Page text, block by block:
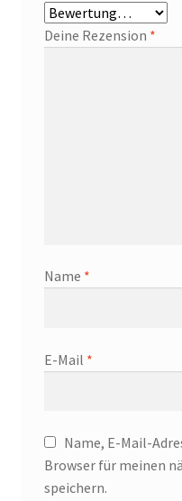
Deine Rezension *
Name *
E-Mail *
Name, E-Mail-
Browser für meinen
speichern.